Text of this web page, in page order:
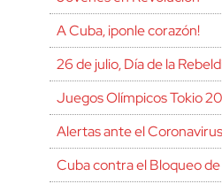
A Cuba, ¡ponle corazón!
26 de julio, Día de la
Juegos Olímpicos Tokio
Alertas ante el Coronavirus
Cuba contra el Bloqueo de